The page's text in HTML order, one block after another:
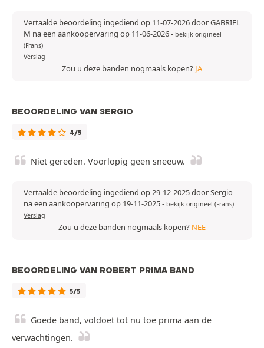
Vertaalde beoordeling ingediend op 11-07-2026 door GABRIEL
M na een aankoopervaring op 11-06-2026- bekijk origineel
(Frans)
Verslag
Zou u deze banden nogmaals kopen? JA
BEOORDELING VAN SERGIO
4/5
Niet gereden. Voorlopig geen sneeuw.
Vertaalde beoordeling ingediend op 29-12-2025 door Sergio
na een aankoopervaring op 19-11-2025- bekijk origineel (Frans)
Verslag
Zou u deze banden nogmaals kopen? NEE
BEOORDELING VAN ROBERT PRIMA BAND
5/5
Goede band, voldoet tot nu toe prima aan de
verwachtingen.